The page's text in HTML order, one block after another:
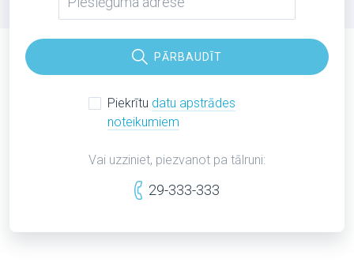
PĀRBAUDĪT
Piekrītu datu apstrādes
noteikumiem
Vai uzziniet, piezvanot pa tālruni:
29-333-333